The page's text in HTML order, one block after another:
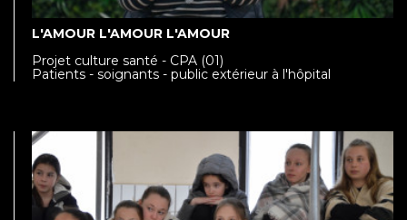
L'AMOUR L'AMOUR L'AMOUR
Projet culture santé - CPA (01)
Patients - soignants - public extérieur à l'hôpital